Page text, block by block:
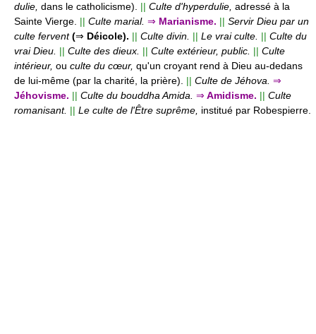
dulie, dans le catholicisme). || Culte d'hyperdulie, adressé à la
Sainte Vierge. || Culte marial. ⇒ Marianisme. || Servir Dieu par un
culte fervent(⇒ Déicole). || Culte divin. || Le vrai culte. || Culte du
vrai Dieu. || Culte des dieux. || Culte extérieur, public. || Culte
intérieur, ou culte du cœur, qu'un croyant rend à Dieu au-dedans
de lui-même (par la charité, la prière). || Culte de Jéhova. ⇒
Jéhovisme. || Culte du bouddha Amida. ⇒ Amidisme. || Culte
romanisant. || Le culte de l'Être suprême, institué par Robespierre.